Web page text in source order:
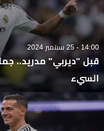
14:00 - 25 سبتمبر 2024
قبل "ديربي" مدريد..
السيء